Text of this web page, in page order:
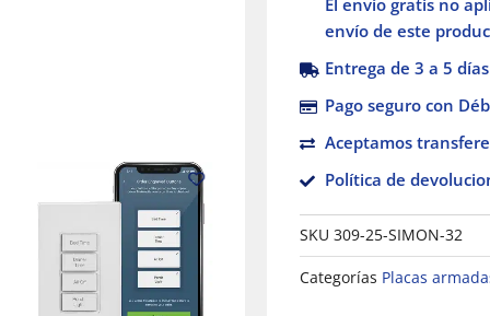
cantidad
envío de este
Entrega de 3 a 5 días
Pago seguro con
Aceptamos
Política de
SKU 309-25-SIMON-32
Categorías Placas